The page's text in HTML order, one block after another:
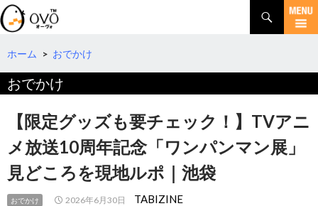
検
索
コ
テ
ツ
へ
ホーム > おでかけ
おでかけ
【限定グッズも要チェック！】TVアニ
メ放送10周年記念「ワンパンマン展」
見どころを現地ルポ｜池袋
おでかけ 2026年6月30日 TABIZINE